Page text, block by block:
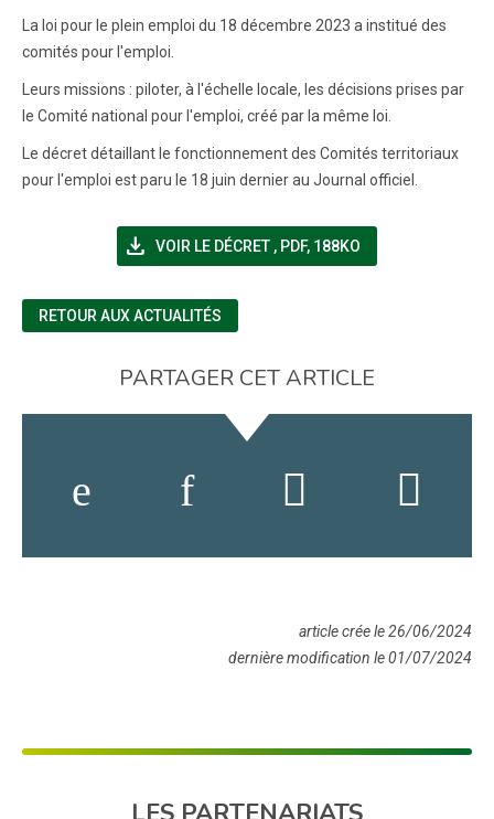
La loi pour le plein emploi du 18 décembre 2023 a institué des
comités pour l'emploi.
Leurs missions : piloter, à l'échelle locale, les décisions prises par
le Comité national pour l'emploi, créé par la même loi.
Le décret détaillant le fonctionnement des Comités territoriaux
pour l'emploi est paru le 18 juin dernier au Journal officiel.
file_download VOIR LE DÉCRET (NOUVELLE FENÊTRE)
, PDF, 188KO
RETOUR AUX ACTUALITÉS
PARTAGER CET ARTICLE
article crée le 26/06/2024
dernière modification le 01/07/2024